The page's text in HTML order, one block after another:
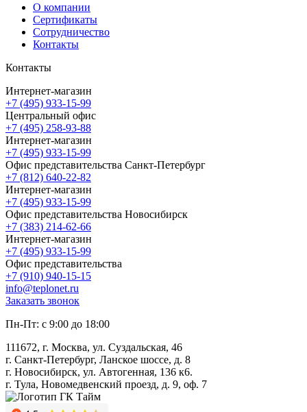
О компании
Сертификаты
Сотрудничество
Контакты
Контакты
Интернет-магазин
+7 (495) 933-15-99
Центральный офис
+7 (495) 258-93-88
Интернет-магазин
+7 (495) 933-15-99
Офис представительства Санкт-Петербург
+7 (812) 640-22-82
Интернет-магазин
+7 (495) 933-15-99
Офис представительства Новосибирск
+7 (383) 214-62-66
Интернет-магазин
+7 (495) 933-15-99
Офис представительства
+7 (910) 940-15-15
info@teplonet.ru
Заказать звонок
Пн-Пт: с 9:00 до 18:00
111672, г. Москва, ул. Суздальская, 46
г. Санкт-Петербург, Ланское шоссе, д. 8
г. Новосибирск, ул. Автогенная, 136 к6.
г. Тула, Новомедвенский проезд, д. 9, оф. 7